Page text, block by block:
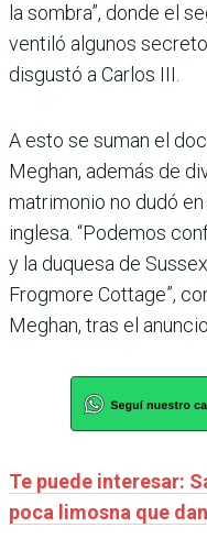
la sombra”, donde el
ventiló algunos
disgustó a Carlos III.
A esto se suman el
Meghan, además de
matrimonio no dudó
inglesa. “Podemos
y la duquesa de
Frogmore Cottage”,
Meghan, tras el
Te puede interesar:
poca limosna que